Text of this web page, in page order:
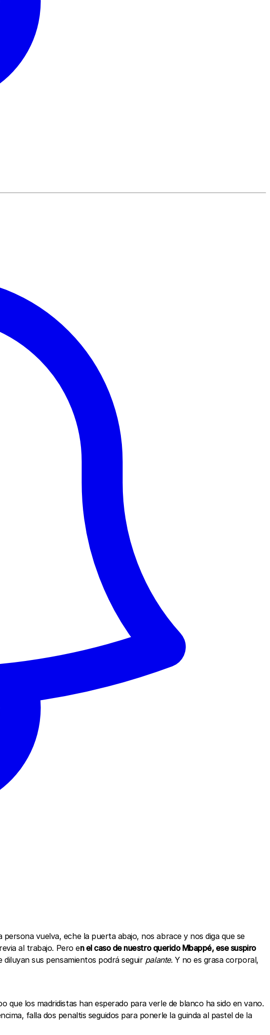
vuelva, eche la puerta abajo, nos abrace y nos diga que se
al trabajo. Pero en el caso de nuestro querido Mbappé, ese suspiro
sus pensamientos podrá seguir palante. Y no es grasa corporal,
que los madridistas han esperado para verle de blanco ha sido en vano.
falla dos penaltis seguidos para ponerle la guinda al pastel de la